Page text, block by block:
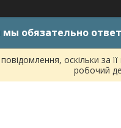
обязательно
оскільки за
робочий